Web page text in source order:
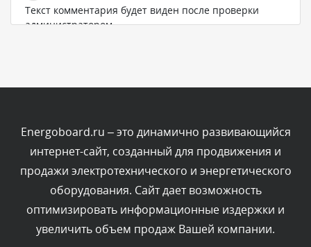
Текст комментария будет виден после проверки
администратором.
Комментарий проверяется
Текст комментария будет виден после проверки
администратором.
Вчера, в 16:49
Комментарий проверяется
Energoboard.ru – это динамично развивающийся
интернет-сайт, созданный для продвижения и
продажи электротехнического и энергетического
оборудования. Сайт дает возможность
оптимизировать информационные издержки и
увеличить объем продаж Вашей компании.